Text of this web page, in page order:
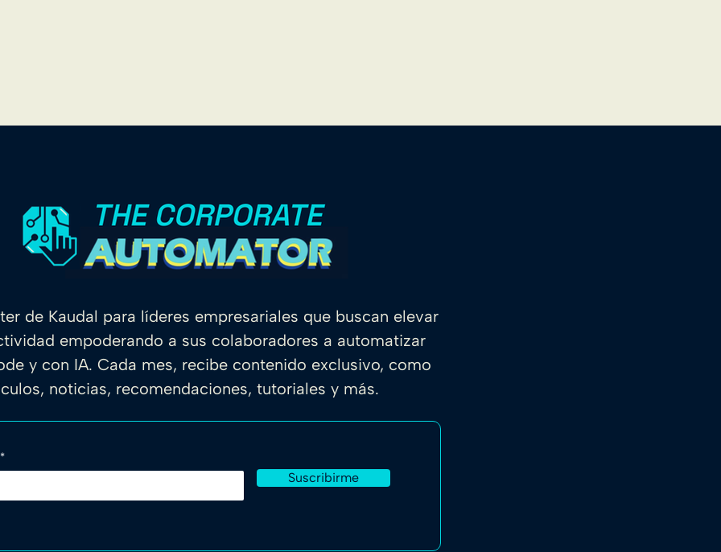
de Kaudal para líderes empresariales que buscan elevar
empoderando a sus colaboradores a automatizar
y con IA. Cada mes, recibe contenido exclusivo, como
noticias, recomendaciones, tutoriales y más.
Suscribirme